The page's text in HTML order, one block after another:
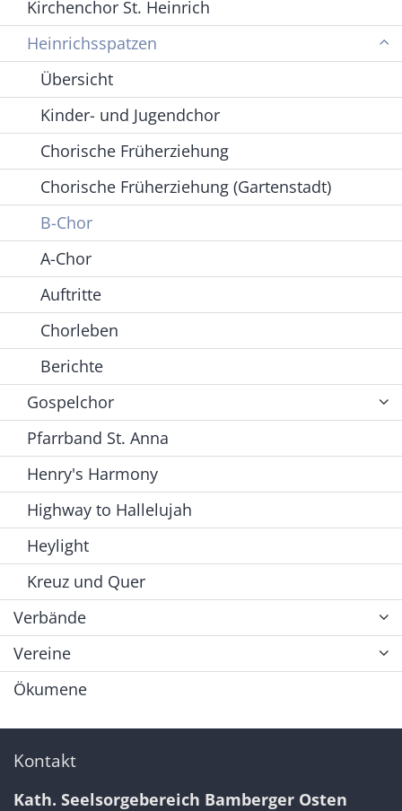
Kirchenchor St. Heinrich
Heinrichsspatzen
Übersicht
Kinder- und Jugendchor
Chorische Früherziehung
Chorische Früherziehung (Gartenstadt)
B-Chor
A-Chor
Auftritte
Chorleben
Berichte
Gospelchor
Pfarrband St. Anna
Henry's Harmony
Highway to Hallelujah
Heylight
Kreuz und Quer
Verbände
Vereine
Ökumene
Kontakt
Kath. Seelsorgebereich Bamberger Osten